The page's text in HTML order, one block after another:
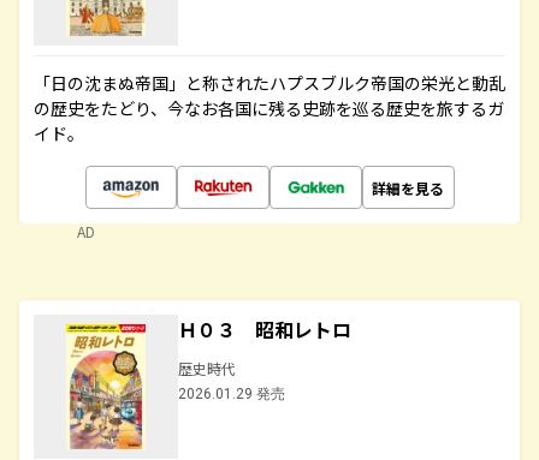
「日の沈まぬ帝国」と称されたハプスブルク帝国の栄光と動乱
の歴史をたどり、今なお各国に残る史跡を巡る歴史を旅するガ
イド。
詳細を見る
AD
Ｈ０３ 昭和レトロ
歴史時代
2026.01.29 発売